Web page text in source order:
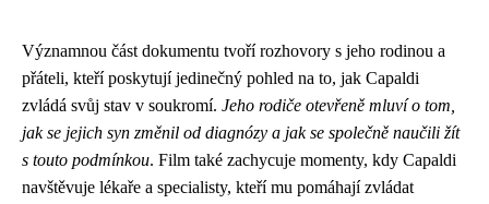
Významnou část dokumentu tvoří rozhovory s jeho rodinou a
přáteli, kteří poskytují jedinečný pohled na to, jak Capaldi
zvládá svůj stav v soukromí. Jeho rodiče otevřeně mluví o tom,
jak se jejich syn změnil od diagnózy a jak se společně naučili žít
s touto podmínkou. Film také zachycuje momenty, kdy Capaldi
navštěvuje lékaře a specialisty, kteří mu pomáhají zvládat